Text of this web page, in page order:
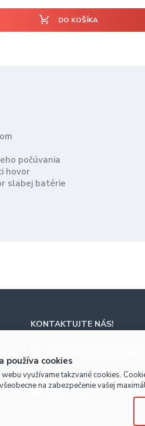
DO KOŠÍKA
počúvania
hovor
slabej batérie
KONTAKTUJTE NÁS!
BA +421-2-4820 9918
KE +421-55-7289 653
používa cookies
využívame takzvané cookies.
na zabezpečenie vašej